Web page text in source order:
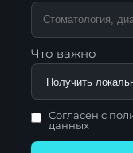
Что важно
Согласен с
данных